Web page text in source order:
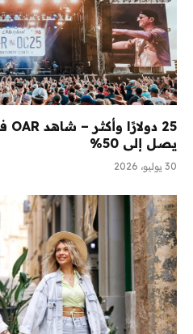
يصل إلى 50%
30 يوليو، 2026